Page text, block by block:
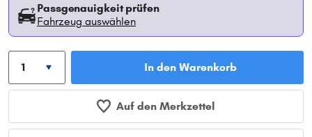
Passgenauigkeit prüfen
Fahrzeug auswählen
In den Warenkorb
Auf den Merkzettel